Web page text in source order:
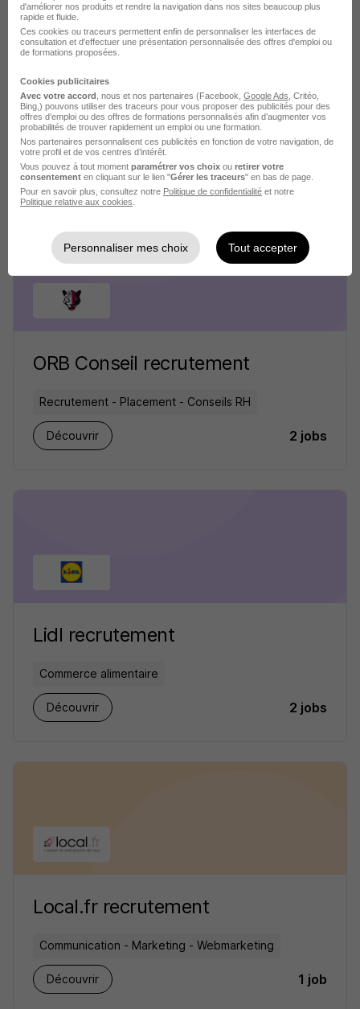
Basic Fit France recrutement
Etablissement de bien-être
Découvrir
ORB Conseil recrutement
Recrutement - Placement - Conseils RH
Découvrir 2 jobs
Lidl recrutement
Commerce alimentaire
Découvrir 2 jobs
Local.fr recrutement
Communication - Marketing - Webmarketing
Découvrir 1 job
d'améliorer nos produits et rendre la navigation dans nos sites beaucoup plus
rapide et fluide.
Ces cookies ou traceurs permettent enfin de personnaliser les interfaces de
consultation et d'effectuer une présentation personnalisée des offres d'emploi ou
de formations proposées.
Cookies publicitaires
Avec votre accord , nous et nos partenaires (Facebook, Google Ads , Critéo,
Bing,) pouvons utiliser des traceurs pour vous proposer des publicités pour des
offres d’emploi ou des offres de formations personnalisés afin d’augmenter vos
probabilités de trouver rapidement un emploi ou une formation.
Nos partenaires personnalisent ces publicités en fonction de votre navigation, de
votre profil et de vos centres d’intérêt.
Vous pouvez à tout moment paramétrer vos choix ou retirer votre
consentement en cliquant sur le lien "Gérer les traceurs" en bas de page.
Pour en savoir plus, consultez notre Politique de confidentialité et notre
Politique relative aux cookies
Personnaliser mes choix Tout accepter